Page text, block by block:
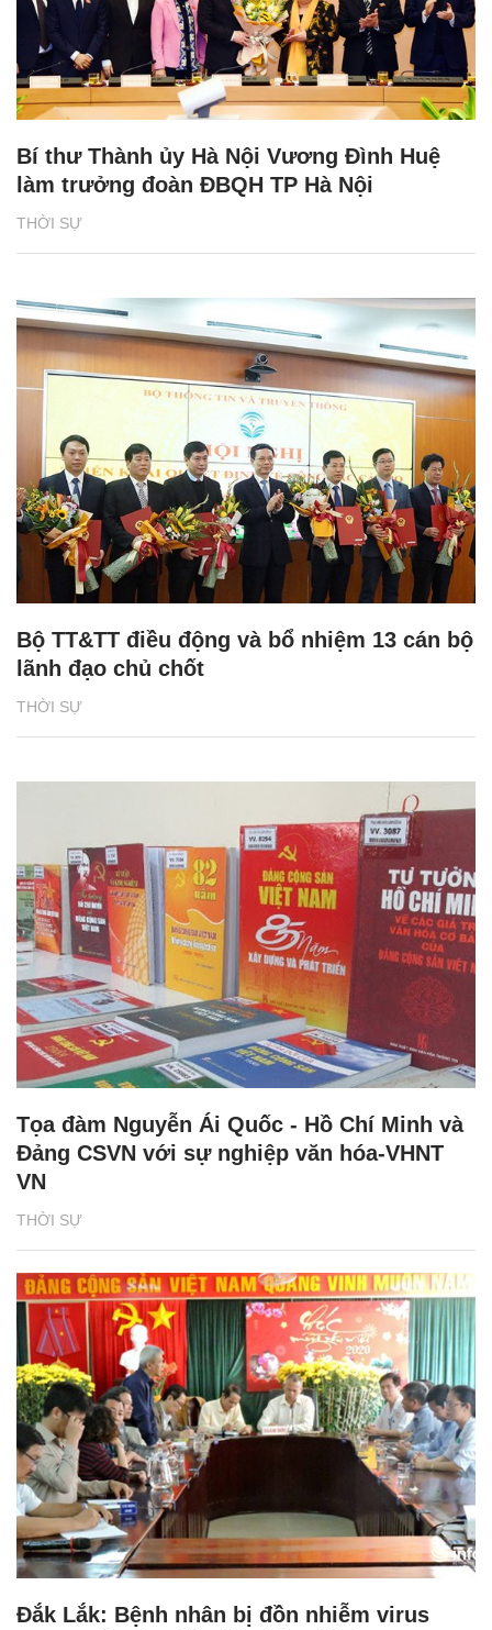
THỜI SỰ
Bí thư Thành ủy Hà Nội Vương Đình Huệ
làm trưởng đoàn ĐBQH TP Hà Nội
THỜI SỰ
Bộ TT&TT điều động và bổ nhiệm 13 cán bộ
lãnh đạo chủ chốt
THỜI SỰ
Tọa đàm Nguyễn Ái Quốc - Hồ Chí Minh và
Đảng CSVN với sự nghiệp văn hóa-VHNT
VN
Đắk Lắk: Bệnh nhân bị đồn nhiễm virus